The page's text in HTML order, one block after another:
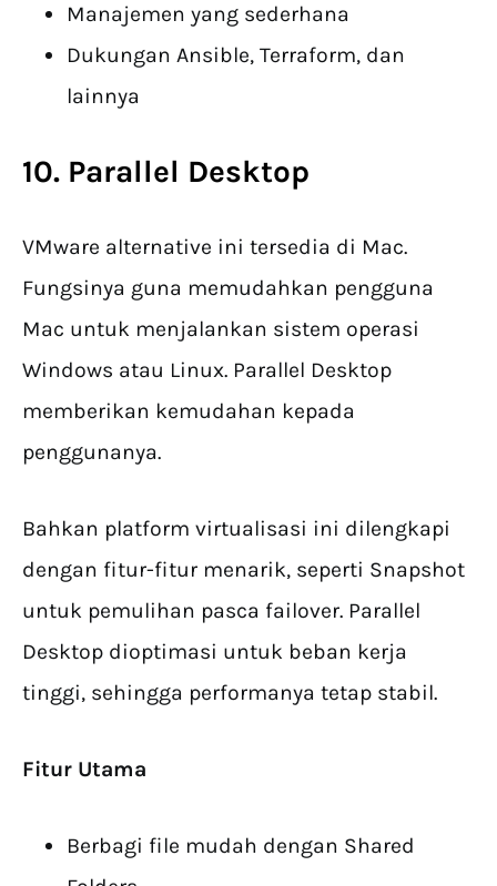
Manajemen yang sederhana
Dukungan Ansible, Terraform, dan
lainnya
10. Parallel Desktop
VMware alternative ini tersedia di Mac.
Fungsinya guna memudahkan pengguna
Mac untuk menjalankan sistem operasi
Windows atau Linux. Parallel Desktop
memberikan kemudahan kepada
penggunanya.
Bahkan platform virtualisasi ini dilengkapi
dengan fitur-fitur menarik, seperti Snapshot
untuk pemulihan pasca failover. Parallel
Desktop dioptimasi untuk beban kerja
tinggi, sehingga performanya tetap stabil.
Fitur Utama
Berbagi file mudah dengan Shared